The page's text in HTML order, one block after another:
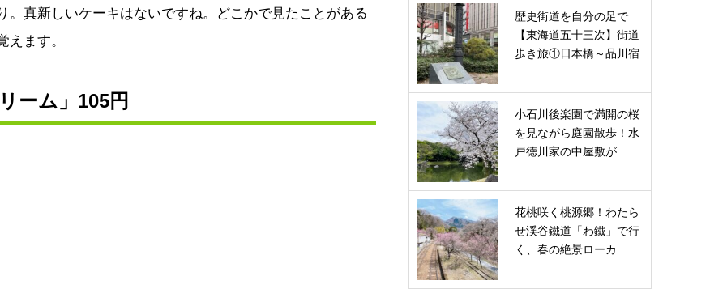
真新しいケーキはないですね。どこかで見たことがある
ます。
ーム」105円
歴史街道を自分の足で
【東海道五十三次】街道
歩き旅①日本橋～品川宿
小石川後楽園で満開の桜
を見ながら庭園散歩！水
戸徳川家の中屋敷が…
花桃咲く桃源郷！わたら
せ渓谷鐵道「わ鐵」で行
く、春の絶景ローカ…